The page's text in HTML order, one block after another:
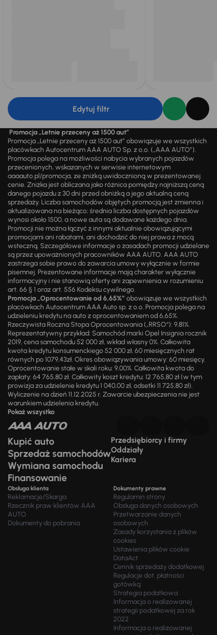
Edytuj filtr
Promocja „Letnie przeceny aż 1500 aut”
Promocja „Letnie przeceny aż 1500 aut” obowiązuje we wszystkich
placówkach Autocentrum AAA AUTO Sp. z o.o. („AAA AUTO”).
Promocja polega na możliwości nabycia wybranych pojazdów
przecenionych, wskazanych w serwisie internetowym
aaaauto.pl/promocja, ze zniżką uwidocznioną w prezentowanej
cenie. Zniżka jest obliczana jako różnica pomiędzy najniższą ceną
danego pojazdu z 30 dni przed obniżką a jego aktualną ceną
sprzedaży. Liczba samochodów objętych promocją jest zmienna i
aktualizowana na bieżąco; średnia liczba dostępnych pojazdów
wynosi około 1500, a nowe auta są dodawane każdego dnia.
Promocji nie można łączyć z innymi aktualnie obowiązującymi
promocjami ani rabatami, ani dochodzić do niej prawa z mocą
wsteczną. Szczegółowe informacje o zasadach promocji udzielane
są przez upoważnionych pracowników AAA AUTO. AAA AUTO
zastrzega sobie prawo do zawarcia umowy wyłącznie w formie
pisemnej. Prezentowane informacje mają charakter wyłącznie
informacyjny i nie stanowią oferty ani zapewnienia w rozumieniu
art. 66 § 1 oraz art. 556 Kodeksu cywilnego.
Promocja „Oprocentowanie od 6,65%” obowiązuje we wszystkich
placówkach Autocentrum AAA Auto sp. z o.o. Promocja polega na
udzieleniu kredytu na auto z oprocentowaniem od 6,65%.
Rzeczywista Roczna Stopa Oprocentowania („RRSO“): 9,81%.
Reprezentatywny przykład: Samochód marki Opel Insignia rocznik
2019, cena samochodu 52 000 zł, wkład własny 0%. Całkowita
kwota kredytu konsumenckiego 52 000 zł, 60 miesięcznych rat
równych po 1079,43zł. Okres obowiązywania umowy: 60 miesięcy.
Oprocentowanie stałe w skali roku: 9,00%. Całkowita kwota do
zapłaty: 64 765,80 zł. Całkowity koszt kredytu: 12 765,80 zł (w tym
prowizja za udzielenie kredytu 1 040,00 zł, odsetki 11 725,80 zł).
Wyliczenie na dzień 11.12.2025 r. Zawarcie ubezpieczenia nie jest
warunkiem udzielenia kredytu.
Pokaż wszystko
Kupić auto
Sprzedaż samochodów
Wymiana samochodu
Finansowanie
Przedsiębiorcy i firmy
Oddziały
Kariera
Obsługa klienta
Reklamacje/Skarga
Rzecznik praw klientów AAA
AUTO
Dokumenty do pobrania
Dokumenty prawne
Regulamin strony
Obsługa danych osobowych
Przetwarzanie danych
osobowych
Zasady korzystania z plików
cookies
Ustawienia plików cookie
DataAct
Cennik sprzedaży dodatkowej
Regulacje dot. płatności
gotówką
Strategia podatkowa
Informacja o realizowanej
strategii podatkowej za rok
2022
Informacja o realizowanej